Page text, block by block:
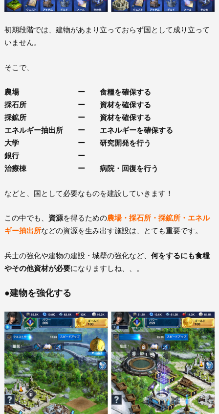
初期段階では、建物があまり立っておらず国として成り立って
いません。
そこで、
農場 ー 食糧を確保する
採石所 ー 資材を確保する
採鉱所 ー 資材を確保する
エネルギー抽出所 ー エネルギーを確保する
大学 ー 研究開発を行う
銀行 ー
治療棟 ー 病院・回復を行う
などと、国として必要なものを建設していきます！
この中でも、 資源を得るための農場・採石所・採鉱所・ エネル
ギー抽出所などの資源を生み出す施設は、とても重要です。
兵士の強化や建物の建設・城壁の強化など、 何をするにも食糧
やその他資材が必要になりますしね、、。
●建物を強化する